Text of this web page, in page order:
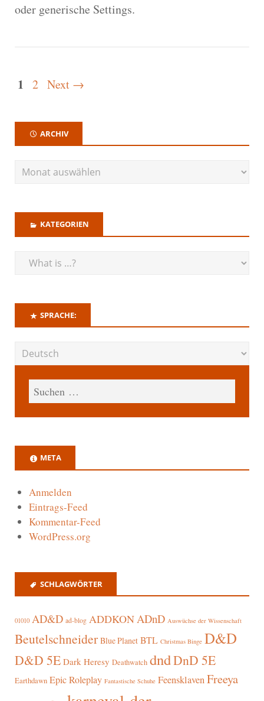
oder generische Settings.
1 2 Next →
ARCHIV
KATEGORIEN
SPRACHE:
META
Anmelden
Eintrags-Feed
Kommentar-Feed
WordPress.org
SCHLAGWÖRTER
01010 AD&D ad-blog ADDKON ADnD Auswüchse der Wissenschaft
Beutelschneider Blue Planet BTL Christmas Binge D&D
D&D 5E Dark Heresy Deathwatch dndDnD 5E
Earthdawn Epic Roleplay Fantastische Schuhe FeensklavenFreeya